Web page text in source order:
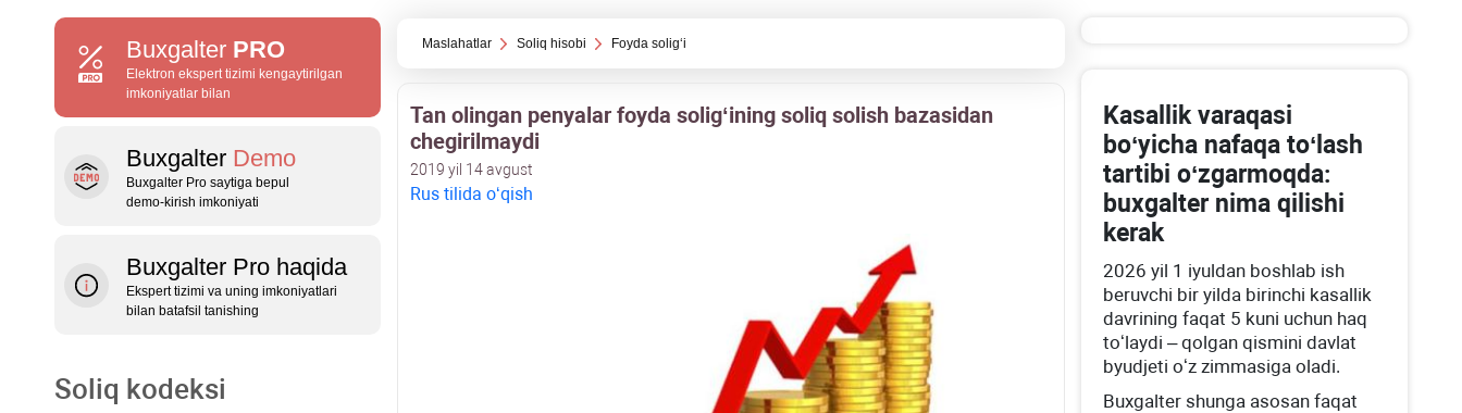
Buxgalter PRO
Elektron ekspert tizimi kengaytirilgan
imkoniyatlar bilan
Buxgalter Demo
Buxgalter Pro saytiga bepul
demo‑kirish imkoniyati
Buxgalter Pro haqida
Ekspert tizimi va uning imkoniyatlari
bilan batafsil tanishing
Soliq kodeksi
Maslahatlar Soliq hisobi Foyda soligʻi
Tan olingan penyalar foyda soligʻining soliq solish bazasidan
chegirilmaydi
2019 yil 14 avgust
Rus tilida oʻqish
Kasallik varaqasi
boʻyicha nafaqa toʻlash
tartibi oʻzgarmoqda:
buхgalter nima qilishi
kerak
2026 yil 1 iyuldan boshlab ish
beruvchi bir yilda birinchi kasallik
davrining faqat 5 kuni uchun haq
toʻlaydi – qolgan qismini davlat
byudjeti oʻz zimmasiga oladi.
Buхgalter shunga asosan faqat